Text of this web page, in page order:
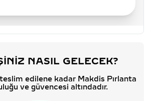
NASIL GELECEK?
edilene kadar Makdis Pırlanta
ve güvencesi altındadır.